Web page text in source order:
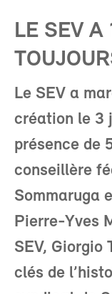
LE SEV A
Le SEV a
création le 3
présence de
conseillère
Sommaruga
Pierre-Yves
SEV, Giorgio
clés de